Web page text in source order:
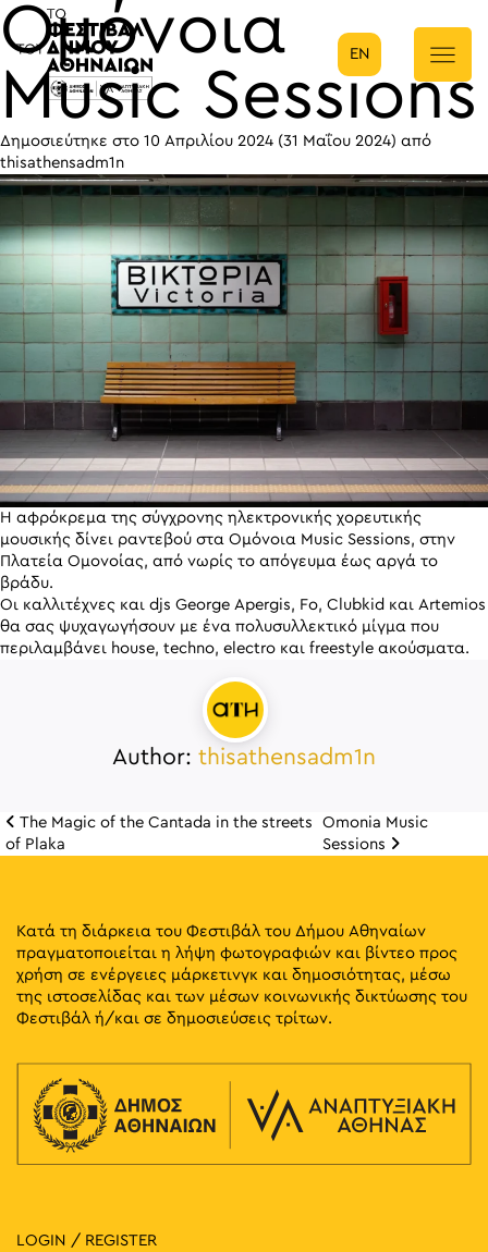
Κύρια πλοήγηση
EN
Ομόνοια
Music Sessions
Δημοσιεύτηκε στο 10 Απριλίου 2024 (31 Μαΐου 2024) από
thisathensadm1n
Η αφρόκρεμα της σύγχρονης ηλεκτρονικής χορευτικής
μουσικής δίνει ραντεβού στα Ομόνοια Music Sessions, στην
Πλατεία Ομονοίας, από νωρίς το απόγευμα έως αργά το
βράδυ.
Οι καλλιτέχνες και djs George Apergis, Fo, Clubkid και Artemios
θα σας ψυχαγωγήσουν με ένα πολυσυλλεκτικό μίγμα που
περιλαμβάνει house, techno, electro και freestyle ακούσματα.
Author: thisathensadm1n
Πλοήγηση
The Magic of the Cantada in the streets
of Plaka
Omonia Music
Sessions
Κατά τη διάρκεια του Φεστιβάλ του Δήμου Αθηναίων
πραγματοποιείται η λήψη φωτογραφιών και βίντεο προς
χρήση σε ενέργειες μάρκετινγκ και δημοσιότητας, μέσω
της ιστοσελίδας και των μέσων κοινωνικής δικτύωσης του
Φεστιβάλ ή/και σε δημοσιεύσεις τρίτων.
LOGIN / REGISTER